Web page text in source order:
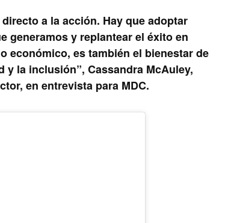
a la acción. Hay que adoptar
generamos y replantear el éxito en
económico, es también el bienestar de
la inclusión”, Cassandra McAuley,
en entrevista para MDC.